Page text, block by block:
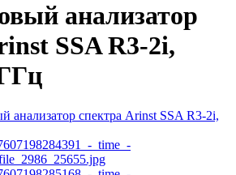
анализатор
SSA R3-2i,